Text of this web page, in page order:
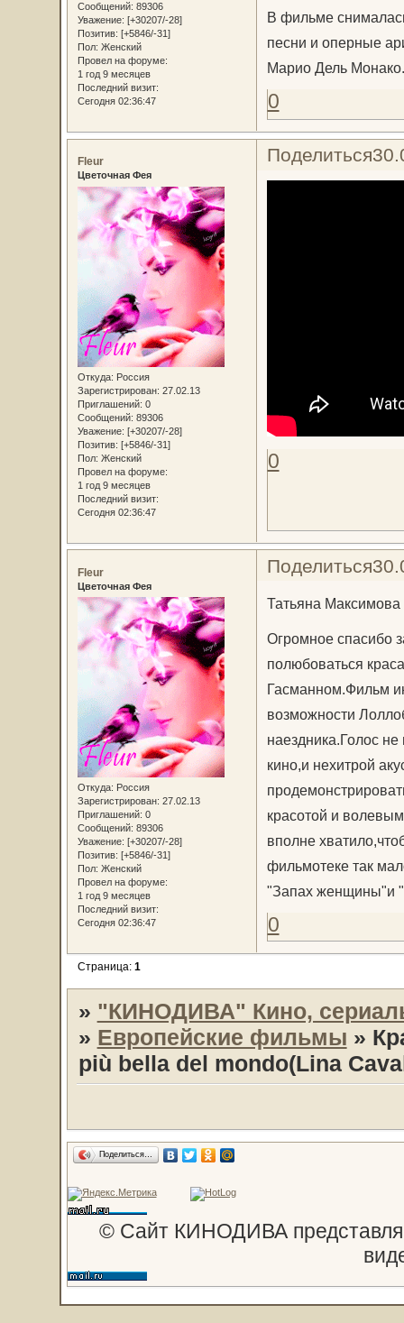
Сообщений: 89306
Уважение: [+30207/-28]
Позитив: [+5846/-31]
Пол: Женский
Провел на форуме:
1 год 9 месяцев
Последний визит:
Сегодня 02:36:47
В фильме
песни и оперные
Марио Дель Монако.
0
Поделиться
Fleur
Цветочная Фея
Откуда: Россия
Зарегистрирован: 27.02.13
Приглашений: 0
Сообщений: 89306
Уважение: [+30207/-28]
Позитив: [+5846/-31]
Пол: Женский
Провел на форуме:
1 год 9 месяцев
Последний визит:
Сегодня 02:36:47
0
Поделиться
Fleur
Цветочная Фея
Откуда: Россия
Зарегистрирован: 27.02.13
Приглашений: 0
Сообщений: 89306
Уважение: [+30207/-28]
Позитив: [+5846/-31]
Пол: Женский
Провел на форуме:
1 год 9 месяцев
Последний визит:
Сегодня 02:36:47
Татьяна Максимова
Огромное спасибо
полюбоваться
Гасманном.Фильм
возможности
наездника.Голос
кино,и нехитрой
красотой и
вполне
фильмотеке так
"Запах женщины"и
0
Страница: 1
» "КИНОДИВА" Кино,
» Европейские фильмы »
più bella del mondo(Lina
Поделиться…
© Сайт КИНОДИВА